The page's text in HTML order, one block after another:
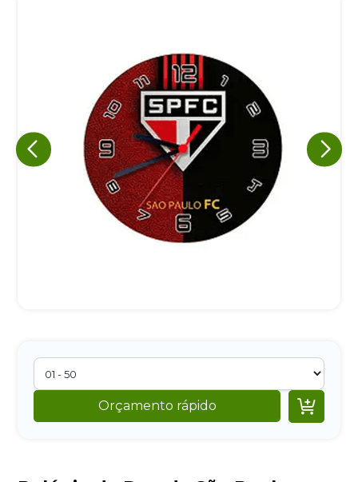
Orçamento rápido 
Eu concordo em receber comunicações.
A nossa empresa está comprometida a proteger e respeitar
sua privacidade, utilizaremos seus dados apenas para fins
de marketing. Você pode alterar suas preferências a
qualquer momento.
Iniciar conversa